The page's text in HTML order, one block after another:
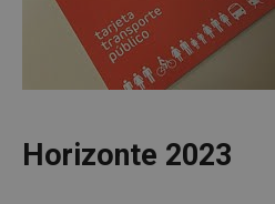
Horizonte 2023